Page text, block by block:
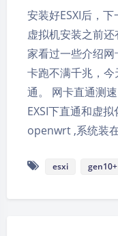
安装好ESXI后，
虚拟机安装之前
家看过一些介绍
卡跑不满千兆，
通。 网卡直通测
EXSI下直通和虚
openwrt ,系统装
esxi gen10+